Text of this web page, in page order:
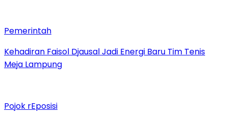
Pemerintah
Kehadiran Faisol Djausal Jadi Energi Baru Tim Tenis
Meja Lampung
Pojok rEposisi